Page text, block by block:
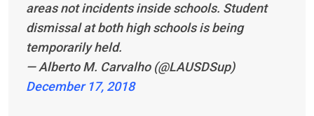
areas not incidents inside schools. Student
dismissal at both high schools is being
temporarily held.
— Alberto M. Carvalho (@LAUSDSup)
December 17, 2018